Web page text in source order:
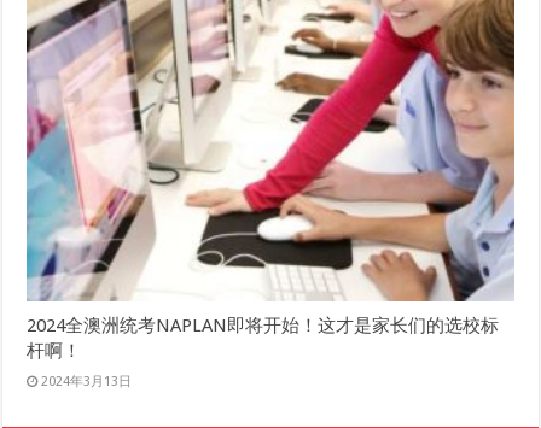
2024全澳洲统考NAPLAN即将开始！这才是家长们的选校标
杆啊！
2024年3月13日